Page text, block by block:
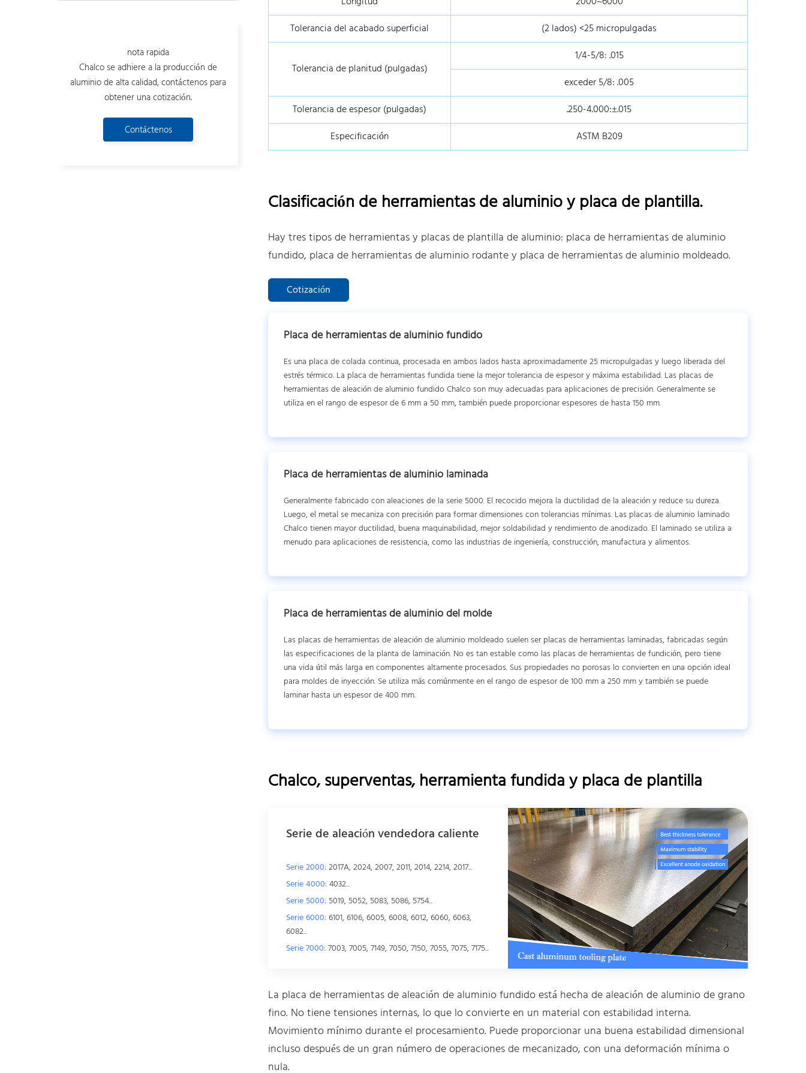
nota rapida
Chalco se adhiere a la producción de
aluminio de alta calidad, contáctenos para
obtener una cotización.
Contáctenos
Tolerancia del acabado superficial
(2 lados) <25 micropulgadas
Tolerancia de planitud (pulgadas)
1/4-5/8: .015
exceder 5/8: .005
Tolerancia de espesor (pulgadas)
.250-4.000:±.015
Especificación
ASTM B209
Clasificación de herramientas de aluminio y placa de plantilla.
Hay tres tipos de herramientas y placas de plantilla de aluminio: placa de herramientas de aluminio
fundido, placa de herramientas de aluminio rodante y placa de herramientas de aluminio moldeado.
Cotización
Placa de herramientas de aluminio fundido
Es una placa de colada continua, procesada en ambos lados hasta aproximadamente 25 micropulgadas y luego liberada del
estrés térmico. La placa de herramientas fundida tiene la mejor tolerancia de espesor y máxima estabilidad. Las placas de
herramientas de aleación de aluminio fundido Chalco son muy adecuadas para aplicaciones de precisión. Generalmente se
utiliza en el rango de espesor de 6 mm a 50 mm, también puede proporcionar espesores de hasta 150 mm.
Placa de herramientas de aluminio laminada
Generalmente fabricado con aleaciones de la serie 5000. El recocido mejora la ductilidad de la aleación y reduce su dureza.
Luego, el metal se mecaniza con precisión para formar dimensiones con tolerancias mínimas. Las placas de aluminio laminado
Chalco tienen mayor ductilidad, buena maquinabilidad, mejor soldabilidad y rendimiento de anodizado. El laminado se utiliza a
menudo para aplicaciones de resistencia, como las industrias de ingeniería, construcción, manufactura y alimentos.
Placa de herramientas de aluminio del molde
Las placas de herramientas de aleación de aluminio moldeado suelen ser placas de herramientas laminadas, fabricadas según
las especificaciones de la planta de laminación. No es tan estable como las placas de herramientas de fundición, pero tiene
una vida útil más larga en componentes altamente procesados. Sus propiedades no porosas lo convierten en una opción ideal
para moldes de inyección. Se utiliza más comúnmente en el rango de espesor de 100 mm a 250 mm y también se puede
laminar hasta un espesor de 400 mm.
Chalco, superventas, herramienta fundida y placa de plantilla
Serie de aleación vendedora caliente
Serie 2000:2017A, 2024, 2007, 2011, 2014, 2214, 2017...
Serie 4000:4032...
Serie 5000: 5019, 5052, 5083, 5086, 5754...
Serie 6000:6101, 6106, 6005, 6008, 6012, 6060, 6063,
6082...
Serie 7000:7003, 7005, 7149, 7050, 7150, 7055, 7075, 7175...
La placa de herramientas de aleación de aluminio fundido está hecha de aleación de aluminio de grano
fino. No tiene tensiones internas, lo que lo convierte en un material con estabilidad interna.
Movimiento mínimo durante el procesamiento. Puede proporcionar una buena estabilidad dimensional
incluso después de un gran número de operaciones de mecanizado, con una deformación mínima o
nula.